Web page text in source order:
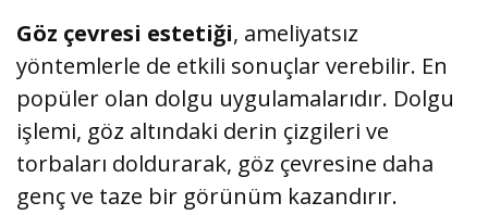
Göz çevresi estetiği, ameliyatsız
yöntemlerle de etkili sonuçlar verebilir. En
popüler olan dolgu uygulamalarıdır. Dolgu
işlemi, göz altındaki derin çizgileri ve
torbaları doldurarak, göz çevresine daha
genç ve taze bir görünüm kazandırır.